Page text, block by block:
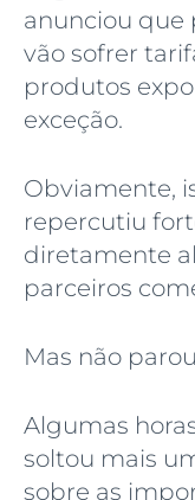
anunciou que
vão sofrer
produtos
exceção.
Obviamente,
repercutiu
diretamente
parceiros
Mas não
Algumas
soltou mais
sobre as